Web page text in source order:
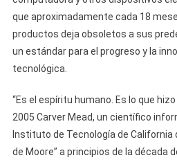
que aproximadamente cada 18
productos deja obsoletos a sus
un estándar para el progreso y la
tecnológica.
“Es el espíritu humano. Es lo que
2005 Carver Mead, un científico
Instituto de Tecnología de California
de Moore” a principios de la década